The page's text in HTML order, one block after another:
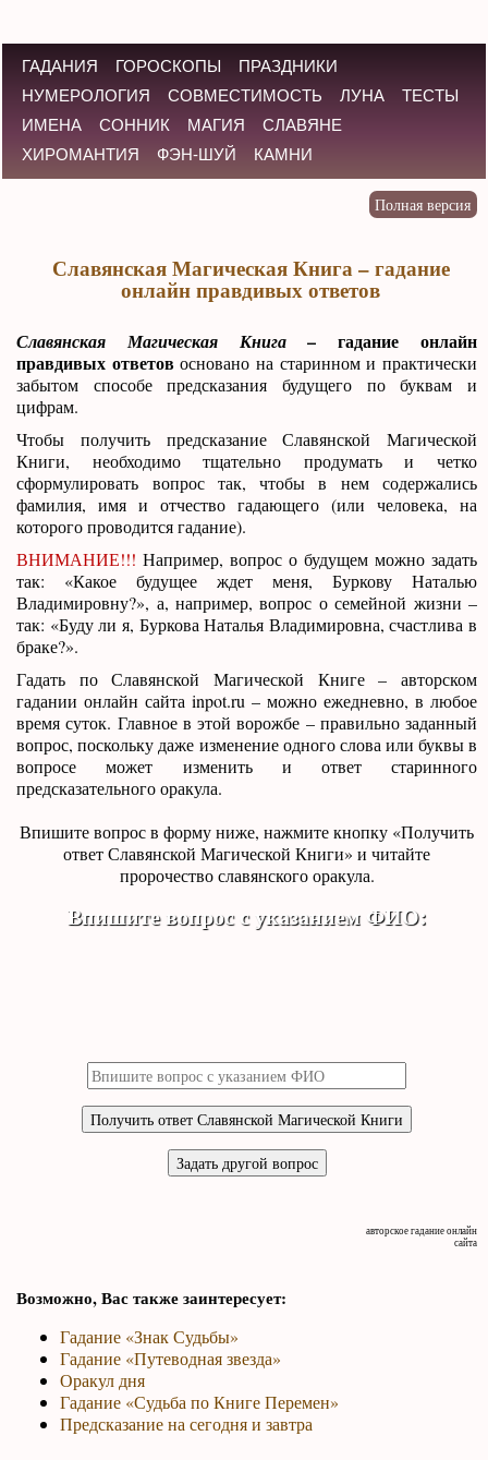
ГАДАНИЯ ГОРОСКОПЫ
ПРАЗДНИКИ
НУМЕРОЛОГИЯ
СОВМЕСТИМОСТЬ ЛУНА
ТЕСТЫ
ИМЕНА
СОННИК МАГИЯ
СЛАВЯНЕ
ХИРОМАНТИЯ
ФЭН-ШУЙ КАМНИ
Славянская Магическая Книга – гадание
онлайн правдивых ответов
Славянская Магическая Книга– гадание онлайн
правдивых ответовосновано на старинном и практически
забытом способе предсказания будущего по буквам и
цифрам.
Чтобы получить предсказание Славянской Магической
Книги, необходимо тщательно продумать и четко
сформулировать вопрос так, чтобы в нем содержались
фамилия, имя и отчество гадающего (или человека, на
которого проводится гадание).
ВНИМАНИЕ!!! Например, вопрос о будущем можно задать
так: «Какое будущее ждет меня, Буркову Наталью
Владимировну?», а, например, вопрос о семейной жизни –
так: «Буду ли я, Буркова Наталья Владимировна, счастлива в
браке?».
Гадать по Славянской Магической Книге – авторском
гадании онлайн сайта inpot.ru – можно ежедневно, в любое
время суток. Главное в этой ворожбе – правильно заданный
вопрос, поскольку даже изменение одного слова или буквы в
вопросе может изменить и ответ старинного
предсказательного оракула.
Впишите вопрос в форму ниже, нажмите кнопку «Получить
ответ Славянской Магической Книги» и читайте
пророчество славянского оракула.
Впишите вопрос с указанием ФИО:
авторское гадание онлайн
сайта
Возможно, Вас также заинтересует:
Гадание «Знак Судьбы»
Гадание «Путеводная звезда»
Оракул дня
Гадание «Судьба по Книге Перемен»
Предсказание на сегодня и завтра